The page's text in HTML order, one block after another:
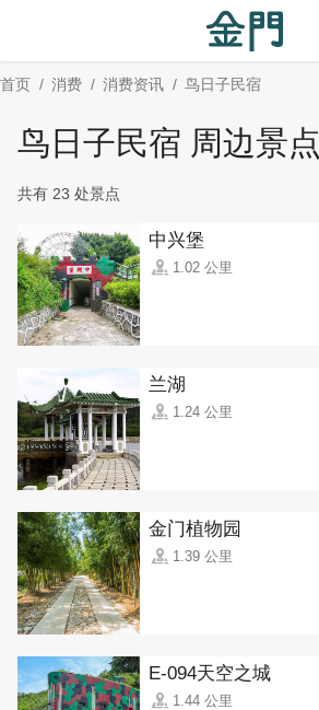
主
要
首页 消费 消费资讯 鸟日子民宿
鸟日子民宿 周边景点
共有 23 处景点
中兴堡
1.02 公里
兰湖
1.24 公里
金门植物园
1.39 公里
E-094天空之城
1.44 公里